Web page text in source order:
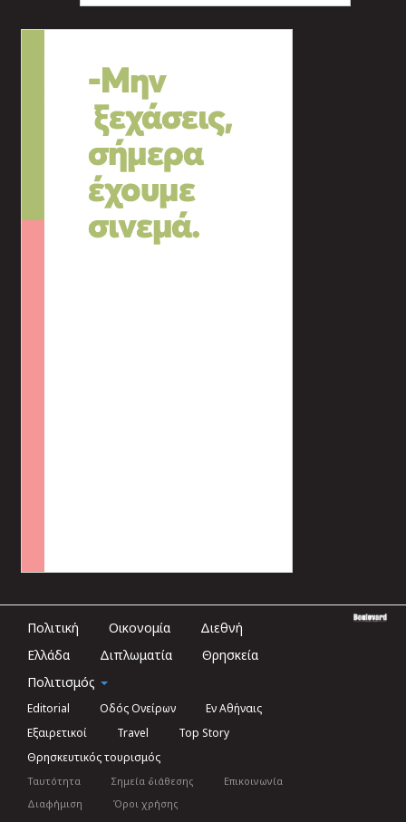
Πολιτική Οικονομία
Διεθνή
Ελλάδα
Διπλωματία
Θρησκεία
Πολιτισμός
Editorial Οδός Ονείρων
Εν Αθήναις
Εξαιρετικοί
Travel
Top Story
Θρησκευτικός τουρισμός
Ταυτότητα Σημεία διάθεσης
Επικοινωνία
Διαφήμιση
Όροι χρήσης